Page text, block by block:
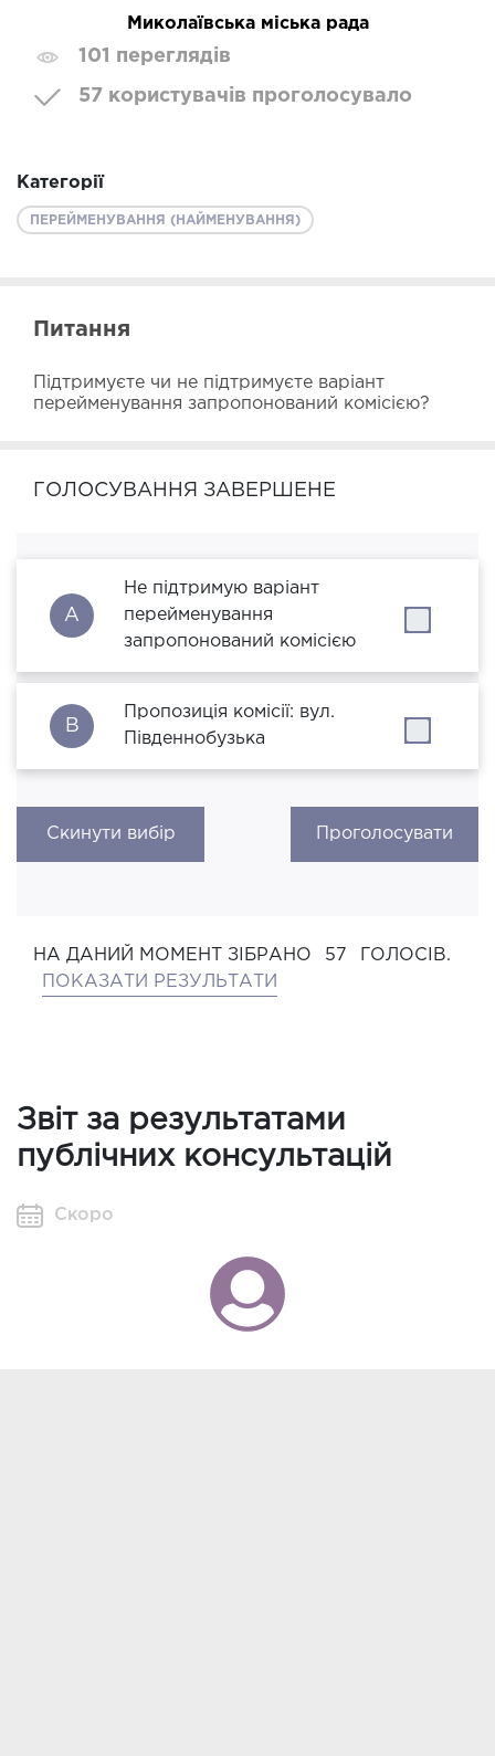
Миколаївська міська рада
101 переглядів
57 користувачів проголосувало
Категорії
ПЕРЕЙМЕНУВАННЯ (НАЙМЕНУВАННЯ)
Питання
Підтримуєте чи не підтримуєте варіант
перейменування запропонований комісією?
ГОЛОСУВАННЯ ЗАВЕРШЕНЕ
A
Не підтримую варіант
перейменування
запропонований комісією
B
Пропозиція комісії: вул.
Південнобузька
Скинути вибір Проголосувати
НА ДАНИЙ МОМЕНТ ЗІБРАНО 57
ГОЛОСІВ.
ПОКАЗАТИ РЕЗУЛЬТАТИ
Звіт за результатами
публічних консультацій
Скоро